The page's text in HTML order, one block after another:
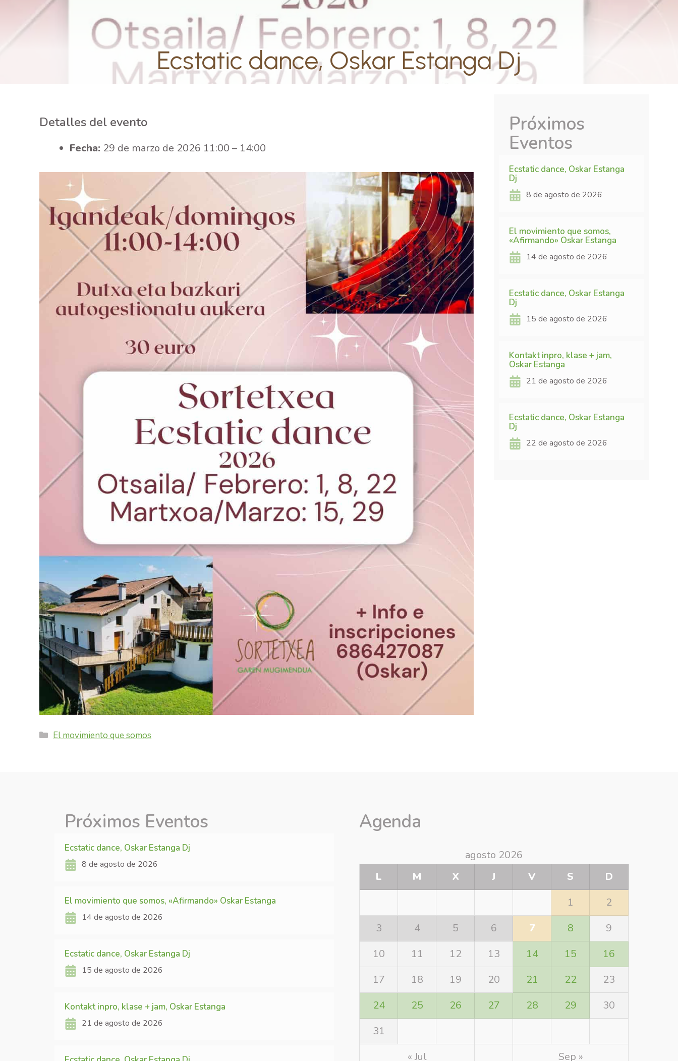
Ecstatic dance, Oskar Estanga Dj
Detalles del evento
Fecha: 29 de marzo de 2026 11:00 – 14:00
Categories
El movimiento que somos
Próximos
Eventos
Ecstatic dance, Oskar Estanga
Dj
8 de agosto de 2026
El movimiento que somos,
«Afirmando» Oskar Estanga
14 de agosto de 2026
Ecstatic dance, Oskar Estanga
Dj
15 de agosto de 2026
Kontakt inpro, klase + jam,
Oskar Estanga
21 de agosto de 2026
Ecstatic dance, Oskar Estanga
Dj
22 de agosto de 2026
Próximos Eventos
Ecstatic dance, Oskar Estanga Dj
8 de agosto de 2026
El movimiento que somos, «Afirmando» Oskar Estanga
14 de agosto de 2026
Ecstatic dance, Oskar Estanga Dj
15 de agosto de 2026
Kontakt inpro, klase + jam, Oskar Estanga
21 de agosto de 2026
Agenda
agosto 2026
L
M X J V S
D
1
2
3
4 5 6 7 8
9
10
11 12 13 14 15
16
17
18 19 20 21 22
23
24
25 26 27 28 29
30
31
« Jul
Sep »